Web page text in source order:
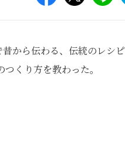
から伝わる、伝統のレシピ
くり方を教わった。